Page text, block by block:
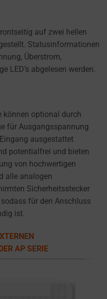
auf zwei hellen
Statusinformationen
Überstrom,
LED’s abgelesen werden.
können optional durch
für Ausgangsspannung
ausgestattet
potentialfrei und bieten
von hochwertigen
alle analogen
Sicherheitsstecker
für den Anschluss
ist.
AP SERIE